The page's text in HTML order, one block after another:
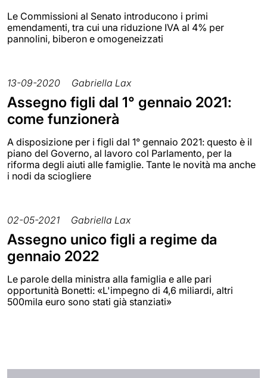
Le Commissioni al Senato introducono i primi
emendamenti, tra cui una riduzione IVA al 4% per
pannolini, biberon e omogeneizzati
13-09-2020 Gabriella Lax
Assegno figli dal 1° gennaio 2021:
come funzionerà
A disposizione per i figli dal 1° gennaio 2021: questo è il
piano del Governo, al lavoro col Parlamento, per la
riforma degli aiuti alle famiglie. Tante le novità ma anche
i nodi da sciogliere
02-05-2021 Gabriella Lax
Assegno unico figli a regime da
gennaio 2022
Le parole della ministra alla famiglia e alle pari
opportunità Bonetti: «L'impegno di 4,6 miliardi, altri
500mila euro sono stati già stanziati»